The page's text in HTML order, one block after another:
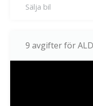
Sälja bil
9 avgifter för